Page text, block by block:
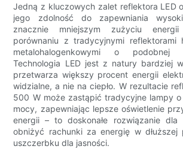
Jedną z kluczowych zalet reflektora LED
jego zdolność do zapewniania
znacznie mniejszym zużyciu
porównaniu z tradycyjnymi reflektorami
metalohalogenkowymi o podobnej
Technologia LED jest z natury bardziej
przetwarza większy procent energii
widzialne, a nie na ciepło. W rezultacie
500 W może zastąpić tradycyjne lampy
mocy, zapewniając lepsze oświetlenie
energii – to doskonałe rozwiązanie
obniżyć rachunki za energię w dłuższej
uszczerbku dla jasności.